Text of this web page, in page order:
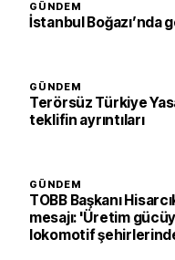
GÜNDEM
İstanbul Boğazı’nda
GÜNDEM
Terörsüz Türkiye
teklifin ayrıntıları
GÜNDEM
TOBB Başkanı
mesajı: 'Üretim
lokomotif